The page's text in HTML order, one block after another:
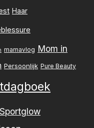
Haar
mamavlog Mom in
Persoonlijk Pure Beauty
Sportglow